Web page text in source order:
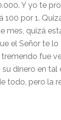
Y yo te
100 por 1.
mes, quizá
el Señor te
fue
su dinero en
todo, pero la